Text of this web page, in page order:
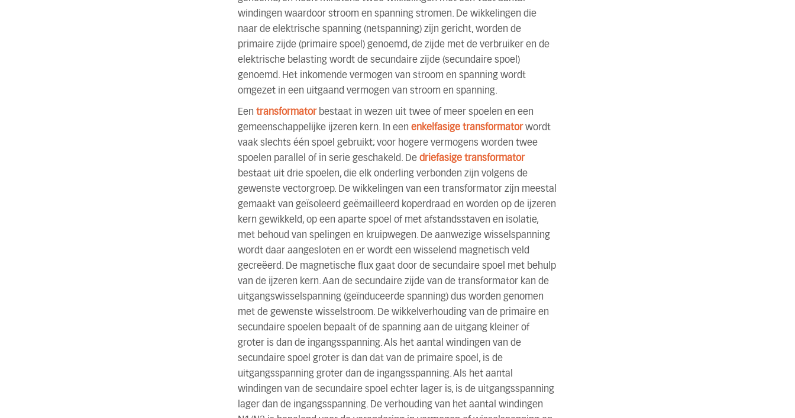
windingen waardoor stroom en spanning stromen. De wikkelingen die
naar de elektrische spanning (netspanning) zijn gericht, worden de
primaire zijde (primaire spoel) genoemd, de zijde met de verbruiker en de
elektrische belasting wordt de secundaire zijde (secundaire spoel)
genoemd. Het inkomende vermogen van stroom en spanning wordt
omgezet in een uitgaand vermogen van stroom en spanning.
Een transformator bestaat in wezen uit twee of meer spoelen en een
gemeenschappelijke ijzeren kern. In een enkelfasige transformatorwordt
vaak slechts één spoel gebruikt; voor hogere vermogens worden twee
spoelen parallel of in serie geschakeld. De driefasige transformator
bestaat uit drie spoelen, die elk onderling verbonden zijn volgens de
gewenste vectorgroep. De wikkelingen van een transformator zijn meestal
gemaakt van geïsoleerd geëmailleerd koperdraad en worden op de ijzeren
kern gewikkeld, op een aparte spoel of met afstandsstaven en isolatie,
met behoud van spelingen en kruipwegen. De aanwezige wisselspanning
wordt daar aangesloten en er wordt een wisselend magnetisch veld
gecreëerd. De magnetische flux gaat door de secundaire spoel met behulp
van de ijzeren kern. Aan de secundaire zijde van de transformator kan de
uitgangswisselspanning (geïnduceerde spanning) dus worden genomen
met de gewenste wisselstroom. De wikkelverhouding van de primaire en
secundaire spoelen bepaalt of de spanning aan de uitgang kleiner of
groter is dan de ingangsspanning. Als het aantal windingen van de
secundaire spoel groter is dan dat van de primaire spoel, is de
uitgangsspanning groter dan de ingangsspanning. Als het aantal
windingen van de secundaire spoel echter lager is, is de uitgangsspanning
lager dan de ingangsspanning. De verhouding van het aantal windingen